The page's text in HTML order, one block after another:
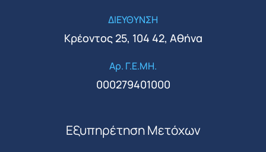
ΔΙΕΥΘΥΝΣΗ
Κρέοντος 25, 104 42, Αθήνα
Αρ. Γ.Ε.ΜΗ.
000279401000
Εξυπηρέτηση Μετόχων